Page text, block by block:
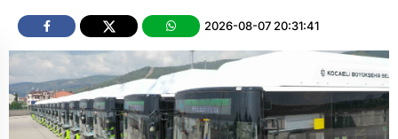
2026-08-07 20:31:41